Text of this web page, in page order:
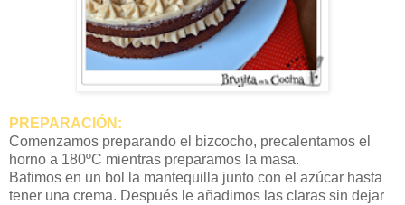
PREPARACIÓN:
Comenzamos preparando el bizcocho, precalentamos el
horno a 180ºC mientras preparamos la masa.
Batimos en un bol la mantequilla junto con el azúcar hasta
tener una crema. Después le añadimos las claras sin dejar